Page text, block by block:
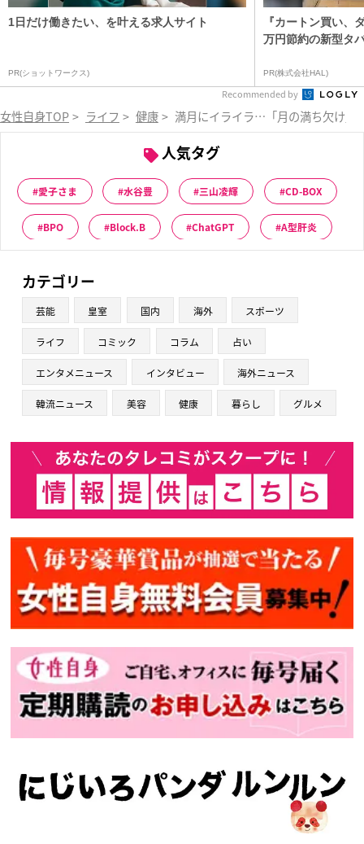
1日だけ働きたい、を叶える求人サイト
PR(ショットワークス)
『カートン買い、
万円節約の新型タ
PR(株式会社HAL)
Recommended by
女性自身TOP > ライフ > 健康 > 満月にイライラ…「月の満ち欠け」
人気タグ
愛子さま 水谷豊 三山凌輝 CD-BOX
BPO Block.B ChatGPT A型肝炎
カテゴリー
芸能 皇室 国内 海外 スポーツ
ライフ コミック コラム 占い
エンタメニュース インタビュー 海外ニュース
韓流ニュース 美容 健康 暮らし グルメ